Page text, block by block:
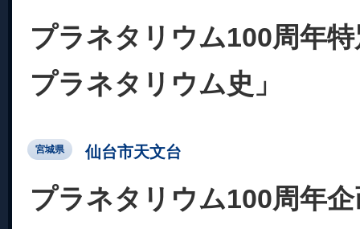
プラネタリウム100周年
プラネタリウム史」
宮城県 仙台市天文台
プラネタリウム100周年